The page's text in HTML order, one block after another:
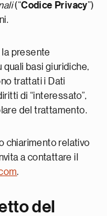
(“Codice Privacy”)
la presente
quali basi giuridiche,
trattati i Dati
di “interessato”,
del trattamento.
chiarimento relativo
a contattare il
.
del